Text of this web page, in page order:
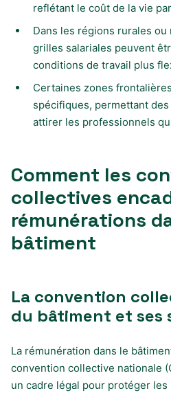
reflétant le coût de la vie
Dans les régions rurales
grilles salariales peuvent
conditions de travail plus
Certaines zones
spécifiques, permettant
attirer les professionnels
Comment les
collectives
rémunérations
bâtiment
La convention
du bâtiment et ses
La rémunération dans le
convention collective nationale
un cadre légal pour protéger les